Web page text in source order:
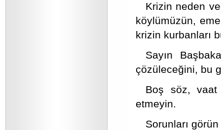
Krizin neden ve
köylümüzün,
krizin kurbanları
Sayın
çözüleceğini, bu
Boş söz, vaat
etmeyin.
Sorunları